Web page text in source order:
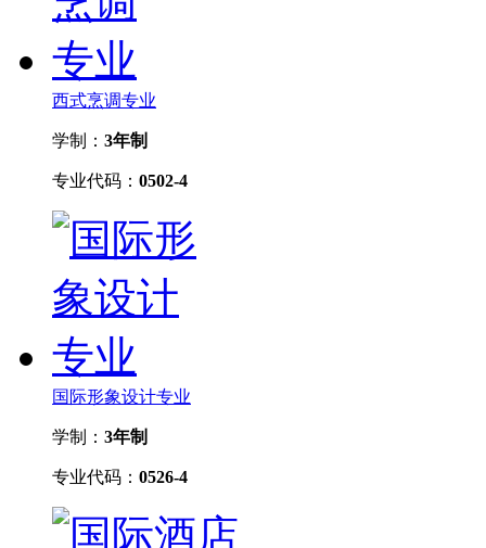
西式烹调专业
学制： 3年制
专业代码： 0502-4
国际形象设计专业
学制： 3年制
专业代码： 0526-4